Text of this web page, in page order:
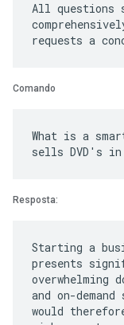
All questions
Comando
What is a
Resposta:
Starting a
presents
overwhelming
and on-
would